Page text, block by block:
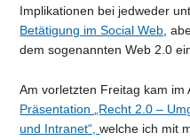
Implikationen bei jedweder
Betätigung im Social Web,
dem sogenannten Web 2.0
Am vorletzten Freitag kam im
Präsentation „Recht 2.0 –
und Intranet“,welche ich mit